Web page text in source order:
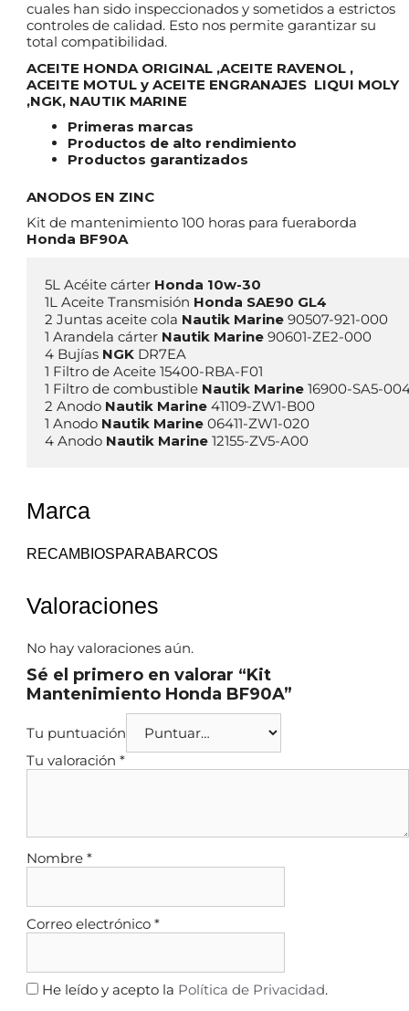
cuales han sido inspeccionados y sometidos a estrictos
controles de calidad. Esto nos permite garantizar su
total compatibilidad.
ACEITE HONDA ORIGINAL ,ACEITE RAVENOL ,
ACEITE MOTUL y ACEITE ENGRANAJES LIQUI MOLY
,NGK, NAUTIK MARINE
Primeras marcas
Productos de alto rendimiento
Productos garantizados
ANODOS EN ZINC
Kit de mantenimiento 100 horas para fueraborda
Honda BF90A
5L Acéite cárter Honda
1L Aceite Transmisión Honda SAE90 GL4
2 Juntas aceite cola Nautik Marine 90507-921-000
1 Arandela cárter Nautik Marine 90601-ZE2-000
4 Bujías NGK DR7EA
1 Filtro de Aceite 15400-RBA-F01
1 Filtro de combustible Nautik Marine 16900-SA5-
2 Anodo Nautik Marine 41109-ZW1-B00
1 Anodo Nautik Marine 06411-ZW1-020
4 Anodo Nautik Marine
Marca
RECAMBIOSPARABARCOS
Valoraciones
No hay valoraciones aún.
Sé el primero en valorar “Kit
Mantenimiento Honda BF90A”
Tu puntuación
Tu valoración *
Nombre *
Correo electrónico *
He leído y acepto la Política de Privacidad.